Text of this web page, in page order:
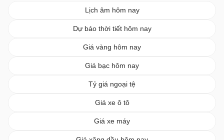
Lịch âm hôm nay
Dự báo thời tiết hôm nay
Giá vàng hôm nay
Giá bạc hôm nay
Tỷ giá ngoại tệ
Giá xe ô tô
Giá xe máy